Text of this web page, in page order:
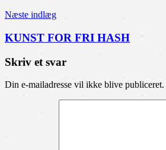
Næste indlæg
KUNST FOR FRI HASH
Skriv et svar
Din e-mailadresse vil ikke blive publiceret.